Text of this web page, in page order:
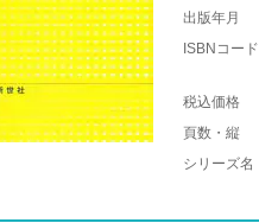
出版年月
ISBNコード
税込価格
頁数・縦
シリーズ名